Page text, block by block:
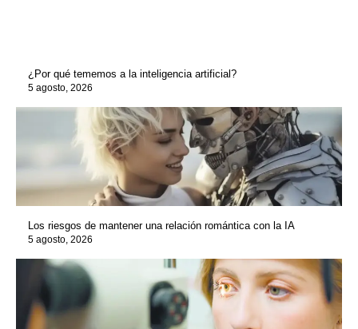
¿Por qué tememos a la inteligencia artificial?
5 agosto, 2026
Los riesgos de mantener una relación romántica con la IA
5 agosto, 2026